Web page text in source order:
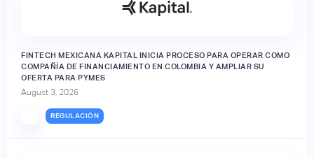
FINTECH MEXICANA KAPITAL INICIA PROCESO PARA OPERAR COMO
COMPAÑÍA DE FINANCIAMIENTO EN COLOMBIA Y AMPLIAR SU
OFERTA PARA PYMES
August 3, 2026
REGULACIÓN